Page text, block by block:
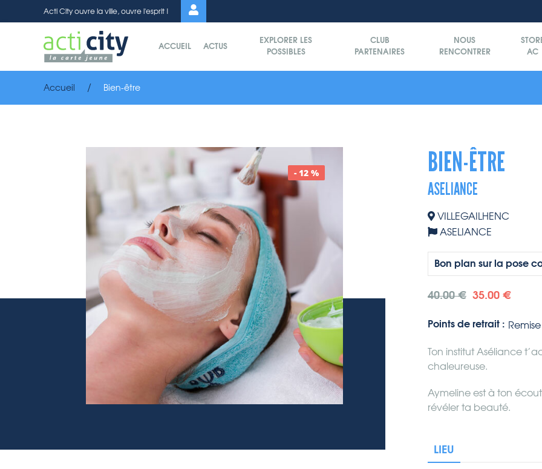
Acti City ouvre la ville, ouvre l'esprit !
ACCUEIL ACTUS
EXPLORER LES
POSSIBLES
CLUB
PARTENAIRES
NOUS
RENCONTRER
AC
Accueil Bien-être
- 12 % BIEN-ÊTRE
ASELIANCE
VILLEGAILHENC
ASELIANCE
40.00 € 35.00 €
Points de retrait :
Ton institut Aséliance
chaleureuse.
Aymeline est à ton
révéler ta beauté.
LIEU
Panneau de gestion des cookies